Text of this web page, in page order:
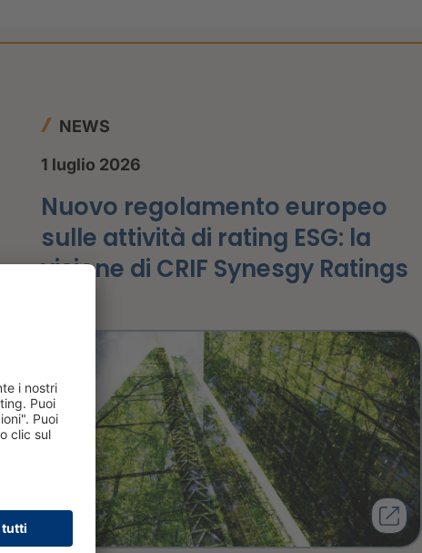
NEWS
1 luglio 2026
Nuovo regolamento europeo
sulle attività di rating ESG: la
visione di CRIF Synesgy Ratings